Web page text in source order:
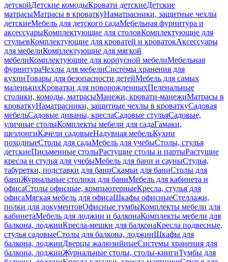
детскойДетские комодыКровати детскиеДетские
матрасыМатрасы в кроваткуНаматрасники, защитные чехлы
детскиеМебель для детского садаМебельная фурнитура и
аксессуарыКомплектующие для столовКомплектующие для
стульевКомплектующие для кроватей и кроватокАксессуары
для мебелиКомплектующие для мягкой
мебелиКомплектующие для корпусной мебелиМебельная
фурнитураЧехлы для мебелиСистемы хранения для
кухниТовары для безопасности детейМебель для самых
маленькихКроватки для новорожденныхПеленальные
столики, комоды, матрасыМанежи, кровати-манежиМатрасы в
кроваткуНаматрасники, защитные чехлы в кроваткуСадовая
мебельСадовые диваны, креслаСадовые стульяСадовые,
уличные столыКомплекты мебели для садаГамаки,
шезлонгиКачели садовыеНадувная мебельКухни
походныеСтолы для садаМебель для учебыСтолы, стулья
детскиеПисьменные столыРастущие столы и партыРастущие
кресла и стулья для учебыМебель для бани и сауныСтулья,
табуретки, подставки для баниСкамьи для баниСтолы для
баниЖурнальные столики для баниМебель для кабинета и
офисаСтолы офисные, компьютерныеКресла, стулья для
офисаМягкая мебель для офисаШкафы офисныеСтеллажи,
полки для документовОфисные тумбыКомплекты мебели для
кабинетаМебель для лоджии и балконаКомплекты мебели для
балкона, лоджииКресла-мешки для балконаКресла подвесные,
стулья садовыеСтолы для балкона, лоджииШкафы для
балкона, лоджииДверцы жалюзийныеСистемы хранения для
балкона, лоджииЖурнальные столы, столы-книгиТумбы для